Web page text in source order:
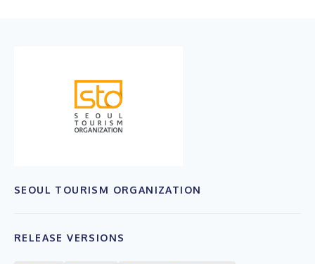
SEOUL TOURISM ORGANIZATION
RELEASE VERSIONS